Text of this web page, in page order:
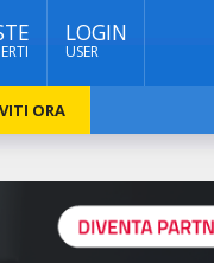
LOGIN
USER
ORA